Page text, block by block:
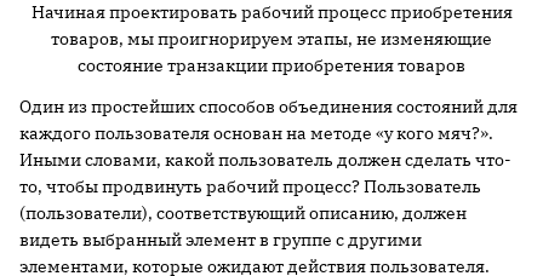
Начиная проектировать рабочий процесс приобретения
товаров, мы проигнорируем этапы, не изменяющие
состояние транзакции приобретения товаров
Один из простейших способов объединения состояний для
каждого пользователя основан на методе «у кого мяч?».
Иными словами, какой пользователь должен сделать что-
то, чтобы продвинуть рабочий процесс? Пользователь
(пользователи), соответствующий описанию, должен
видеть выбранный элемент в группе с другими
элементами, которые ожидают действия пользователя.